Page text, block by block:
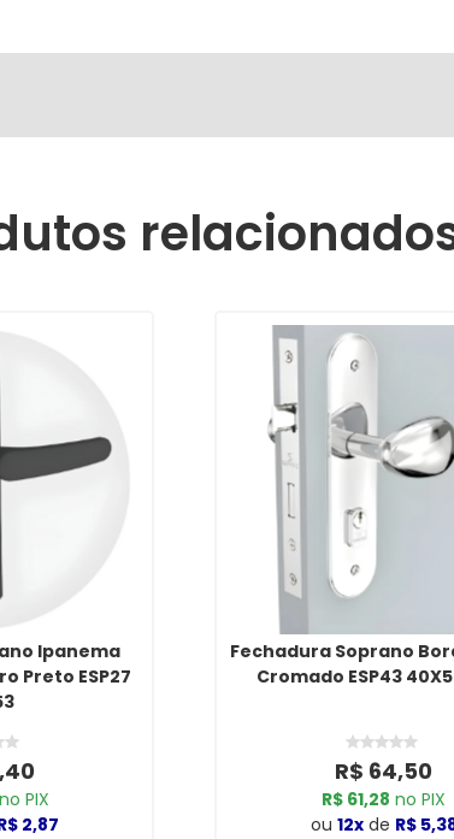
Ipanema
Preto ESP27
no PIX
2,87
Fechadura Soprano
Cromado ESP43
R$ 64,50
R$ 61,28 no PIX
ou 12xde R$